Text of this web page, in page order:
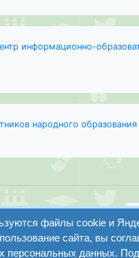
информационно-
народного образования
вход
регистрация
файлы cookie и
сайта, вы
персональных данных.